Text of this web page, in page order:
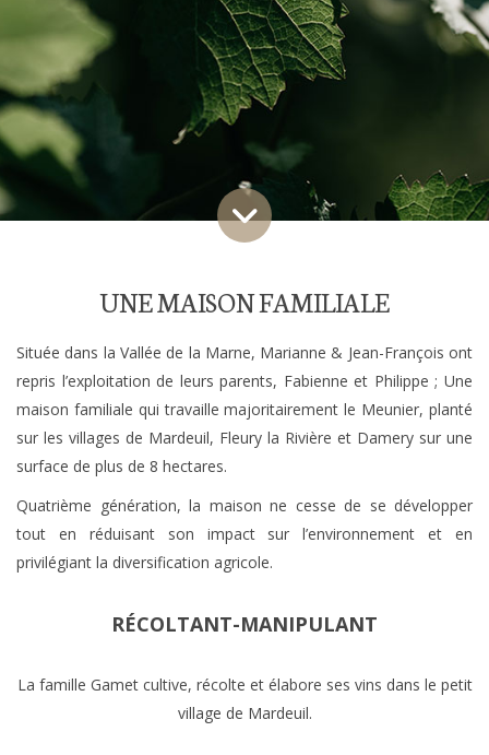
UNE MAISON FAMILIALE
Située dans la Vallée de la Marne, Marianne & Jean-François ont
repris l’exploitation de leurs parents, Fabienne et Philippe ; Une
maison familiale qui travaille majoritairement le Meunier, planté
sur les villages de Mardeuil, Fleury la Rivière et Damery sur une
surface de plus de 8 hectares.
Quatrième génération, la maison ne cesse de se développer
tout en réduisant son impact sur l’environnement et en
privilégiant la diversification agricole.
RÉCOLTANT-MANIPULANT
La famille Gamet cultive, récolte et élabore ses vins dans le petit
village de Mardeuil.